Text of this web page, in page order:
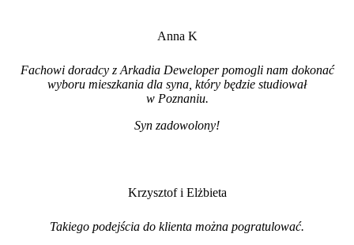
Anna K
Fachowi doradcy z Arkadia Deweloper pomogli nam dokonać
wyboru mieszkania dla syna, który będzie studiował
w Poznaniu.
Syn zadowolony!
Krzysztof i Elżbieta
Takiego podejścia do klienta można pogratulować.